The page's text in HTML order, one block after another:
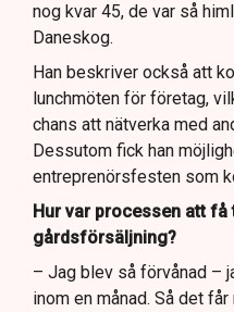
nog kvar 45, de var så
Daneskog.
Han beskriver också att
lunchmöten för företag,
chans att nätverka med
Dessutom fick han
entreprenörsfesten som
Hur var processen att
gårdsförsäljning?
– Jag blev så förvånad –
inom en månad. Så det